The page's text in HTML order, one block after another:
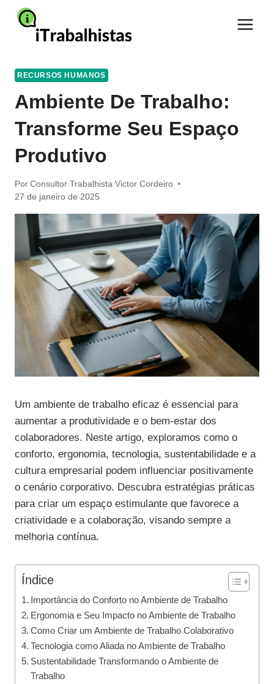
Pular
para
RECURSOS HUMANOS
Ambiente De Trabalho:
Transforme Seu Espaço
Produtivo
Por Consultor Trabalhista Victor Cordeiro
27 de janeiro de 2025
Um ambiente de trabalho eficaz é essencial para
aumentar a produtividade e o bem-estar dos
colaboradores. Neste artigo, exploramos como o
conforto, ergonomia, tecnologia, sustentabilidade e a
cultura empresarial podem influenciar positivamente
o cenário corporativo. Descubra estratégias práticas
para criar um espaço estimulante que favorece a
criatividade e a colaboração, visando sempre a
melhoria contínua.
Índice
Importância do Conforto no Ambiente de Trabalho
Ergonomia e Seu Impacto no Ambiente de Trabalho
Como Criar um Ambiente de Trabalho Colaborativo
Tecnologia como Aliada no Ambiente de Trabalho
Sustentabilidade Transformando o Ambiente de
Trabalho